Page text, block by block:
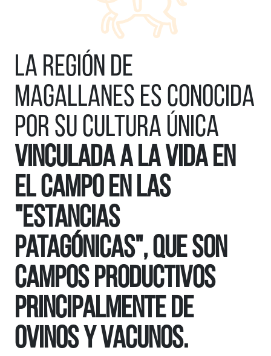
La región de
Magallanes es conocida
por su cultura única
vinculada a la vida en
el campo en las
"Estancias
Patagónicas", que son
campos productivos
principalmente de
ovinos y vacunos.